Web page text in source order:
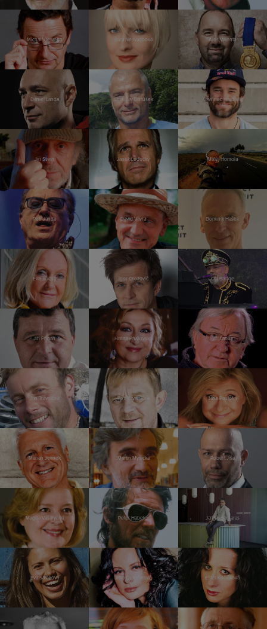
Michal Viewegh Bára Nesvadbová Aleš Valenta
Daniel Landa Stanislav Bartůšek Vavřinec Hradilek
Jiří Stivín Janek Ledecký Matěj Homola
Petr Janda David Vávra Dominik Hašek
Eva Jiřičná Igor Orozovič Ota Balage
Jiří Přibáň Halina Pawlovská Jiří Lábus
Jan Trávníček Petr Čtvrtníček Jana Paulová
Marian Jelínek Martin Myšička Robert Jíša
Magda Vášáryová Peter Habeler Jannis Samaras
Eva Samková Jitka Čvančarová Ester Kočičková